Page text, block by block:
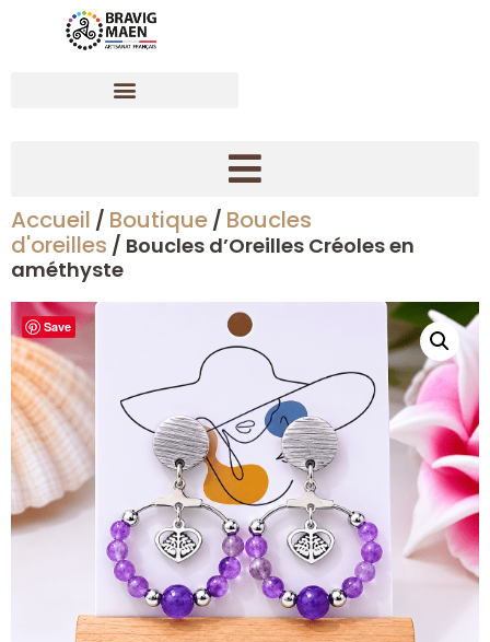
Accueil / Boutique / Boucles
d'oreilles / Boucles d’Oreilles Créoles en
améthyste
Save